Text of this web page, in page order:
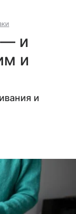
— и
и
и